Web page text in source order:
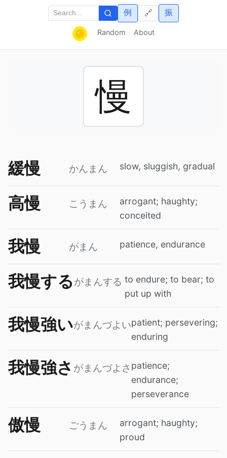
Random About
例 振
🔗
慢
緩慢 かんまん slow, sluggish, gradual
高慢 こうまん
arrogant; haughty;
conceited
我慢 がまん patience, endurance
我慢する がまんする to endure; to bear; to
put up with
我慢強いがまんづよいpatient; persevering;
enduring
我慢強さ がまんづよさ patience;
endurance;
perseverance
傲慢 ごうまん
arrogant; haughty;
proud